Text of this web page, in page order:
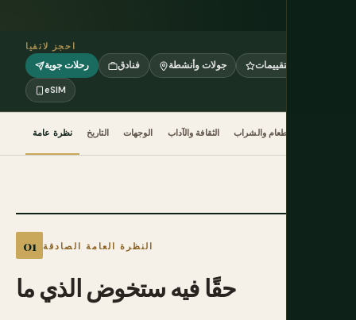
احجز لاتفيا
رحلات جوية فنادق جولات وأنشطة
التقييمات
eSIM
نظرة عامة التاريخ الوجهات الثقافة والآداب الطعام والشراب
النظرة العامة الصادقة
ماالذي ستخوضفيه حقًا